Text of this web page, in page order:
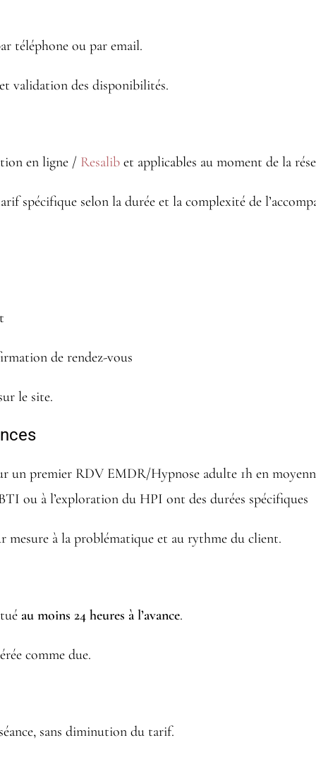
téléphone ou par email.
validation des disponibilités.
en ligne / Resalib et applicables au moment de la
spécifique selon la durée et la complexité de
de rendez-vous
le site.
un premier RDV EMDR/Hypnose adulte 1h en
ou à l’exploration du HPI ont des durées spécifiques
mesure à la problématique et au rythme du client.
au moins 24 heures à l’avance.
comme due.
sans diminution du tarif.